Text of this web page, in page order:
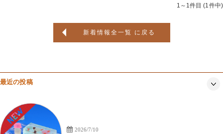
1～1件目 (1件中)
新着情報全一覧 に戻る
最近の投稿
2026/7/10